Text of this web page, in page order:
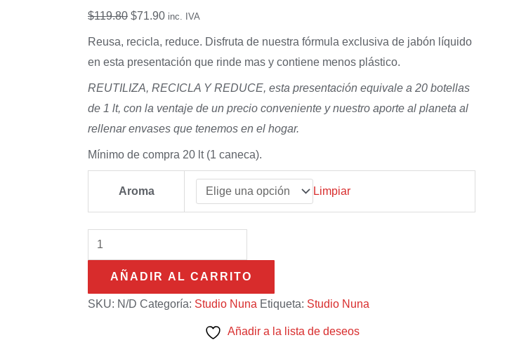
$119.80 $71.90 inc. IVA
Reusa, recicla, reduce. Disfruta de nuestra fórmula exclusiva de jabón líquido
en esta presentación que rinde mas y contiene menos plástico.
REUTILIZA, RECICLA Y REDUCE, esta presentación equivale a 20 botellas
de 1 lt, con la ventaje de un precio conveniente y nuestro aporte al planeta al
rellenar envases que tenemos en el hogar.
Mínimo de compra 20 lt (1 caneca).
Aroma Limpiar
cantidad
AÑADIR AL CARRITO
SKU: N/D Categoría: Studio Nuna Etiqueta: Studio Nuna
Añadir a la lista de deseos